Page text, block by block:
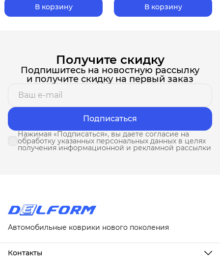
В корзину В корзину
Получите скидку
Подпишитесь на новостную рассылку
и получите скидку на первый заказ
Подписаться
Нажимая «Подписаться», вы даете согласие на
обработку указанных персональных данных в целях
получения информационной и рекламной рассылки
Автомобильные коврики нового поколения
Контакты